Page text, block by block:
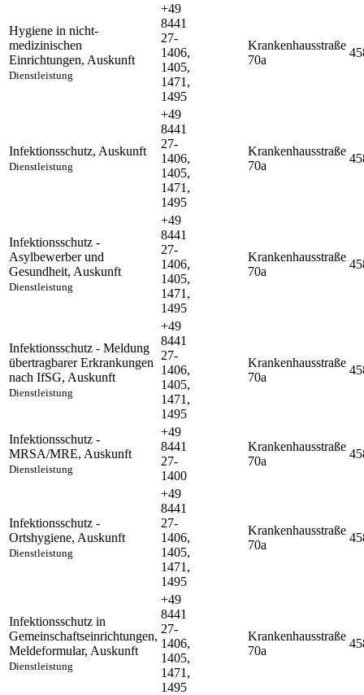
Hygiene in nicht-
medizinischen
Einrichtungen, Auskunft
Dienstleistung
+49
8441
27-
1406,
1405,
1471,
1495
Krankenhausstraße
70a
Infektionsschutz, Auskunft
Dienstleistung
+49
8441
27-
1406,
1405,
1471,
1495
Krankenhausstraße
70a
Infektionsschutz -
Asylbewerber und
Gesundheit, Auskunft
Dienstleistung
+49
8441
27-
1406,
1405,
1471,
1495
Krankenhausstraße
70a
Infektionsschutz - Meldung
übertragbarer Erkrankungen
nach IfSG, Auskunft
Dienstleistung
+49
8441
27-
1406,
1405,
1471,
1495
Krankenhausstraße
70a
Infektionsschutz -
MRSA/MRE, Auskunft
Dienstleistung
+49
8441
27-
1400
Krankenhausstraße
70a
Infektionsschutz -
Ortshygiene, Auskunft
Dienstleistung
+49
8441
27-
1406,
1405,
1471,
1495
Krankenhausstraße
70a
Infektionsschutz in
Gemeinschaftseinrichtungen,
Meldeformular, Auskunft
Dienstleistung
+49
8441
27-
1406,
1405,
1471,
1495
Krankenhausstraße
70a